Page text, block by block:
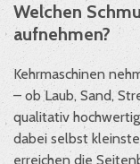
Welchen
aufnehmen?
Kehrmaschinen
– ob Laub, Sand,
qualitativ
dabei selbst
erreichen die